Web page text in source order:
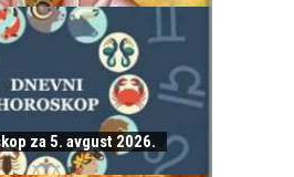
za 5. avgust 2026.